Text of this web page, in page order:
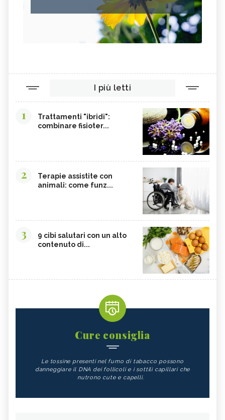
I più letti
1
Trattamenti "ibridi":
combinare fisioter...
2
Terapie assistite con
animali: come funz...
3
9 cibi salutari con un alto
contenuto di...
Cure consiglia
Le tossine presenti nel fumo di tabacco possono
danneggiare il DNA dei follicoli e i sottili capillari che
nutrono cute e capelli.